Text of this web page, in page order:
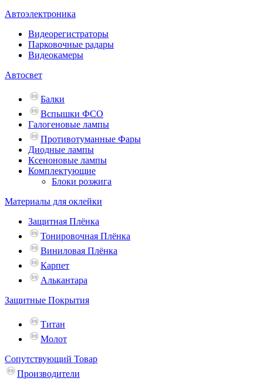
Автоэлектроника
Видеорегистраторы
Парковочные радары
Видеокамеры
Автосвет
Балки
Вспышки ФСО
Галогеновые лампы
Противотуманные Фары
Диодные лампы
Ксеноновые лампы
Комплектующие
Блоки розжига
Материалы для оклейки
Защитная Плёнка
Тонировочная Плёнка
Виниловая Плёнка
Карпет
Алькантара
Защитные Покрытия
Титан
Молот
Сопутствующий Товар
Производители